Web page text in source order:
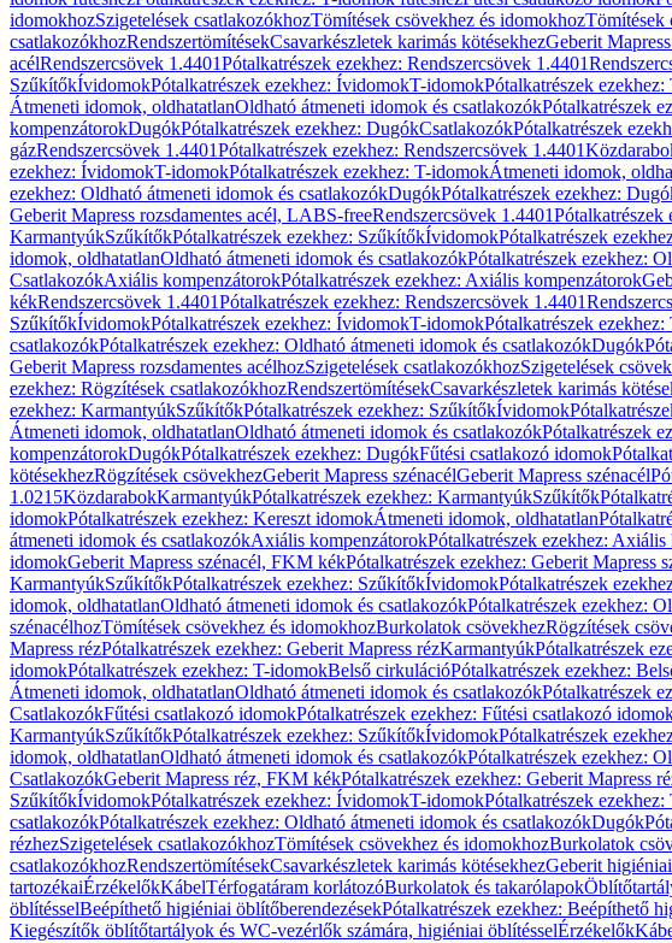
idomokhozSzigetelések csatlakozókhozTömítések csövekhez és idomokhozTömítések
csatlakozókhozRendszertömítésekCsavarkészletek karimás kötésekhezGeberit
acélRendszercsövek 1.4401Pótalkatrészek ezekhez: Rendszercsövek 1.4401
SzűkítőkÍvidomokPótalkatrészek ezekhez: ÍvidomokT-idomokPótalkatrészek
Átmeneti idomok, oldhatatlanOldható átmeneti idomok és csatlakozókPótalkatrészek
kompenzátorokDugókPótalkatrészek ezekhez: DugókCsatlakozókPótalkatrészek
gázRendszercsövek 1.4401Pótalkatrészek ezekhez: Rendszercsövek 1.4401
ezekhez: ÍvidomokT-idomokPótalkatrészek ezekhez: T-idomokÁtmeneti idomok,
ezekhez: Oldható átmeneti idomok és csatlakozókDugókPótalkatrészek ezekhez:
Geberit Mapress rozsdamentes acél, LABS-freeRendszercsövek 1.4401Pótalkatrészek
KarmantyúkSzűkítőkPótalkatrészek ezekhez: SzűkítőkÍvidomokPótalkatrészek
idomok, oldhatatlanOldható átmeneti idomok és csatlakozókPótalkatrészek ezekhez:
CsatlakozókAxiális kompenzátorokPótalkatrészek ezekhez: Axiális kompenzátorok
kékRendszercsövek 1.4401Pótalkatrészek ezekhez: Rendszercsövek 1.4401
SzűkítőkÍvidomokPótalkatrészek ezekhez: ÍvidomokT-idomokPótalkatrészek
csatlakozókPótalkatrészek ezekhez: Oldható átmeneti idomok és csatlakozókDugók
Geberit Mapress rozsdamentes acélhozSzigetelések csatlakozókhozSzigetelések
ezekhez: Rögzítések csatlakozókhozRendszertömítésekCsavarkészletek karimás
ezekhez: KarmantyúkSzűkítőkPótalkatrészek ezekhez: SzűkítőkÍvidomok
Átmeneti idomok, oldhatatlanOldható átmeneti idomok és csatlakozókPótalkatrészek
kompenzátorokDugókPótalkatrészek ezekhez: DugókFűtési csatlakozó idomok
kötésekhezRögzítések csövekhezGeberit Mapress szénacélGeberit Mapress szénacél
1.0215KözdarabokKarmantyúkPótalkatrészek ezekhez: KarmantyúkSzűkítők
idomokPótalkatrészek ezekhez: Kereszt idomokÁtmeneti idomok, oldhatatlan
átmeneti idomok és csatlakozókAxiális kompenzátorokPótalkatrészek ezekhez:
idomokGeberit Mapress szénacél, FKM kékPótalkatrészek ezekhez: Geberit Mapress
KarmantyúkSzűkítőkPótalkatrészek ezekhez: SzűkítőkÍvidomokPótalkatrészek
idomok, oldhatatlanOldható átmeneti idomok és csatlakozókPótalkatrészek ezekhez:
szénacélhozTömítések csövekhez és idomokhozBurkolatok csövekhezRögzítések
Mapress rézPótalkatrészek ezekhez: Geberit Mapress rézKarmantyúkPótalkatrészek
idomokPótalkatrészek ezekhez: T-idomokBelső cirkulációPótalkatrészek ezekhez:
Átmeneti idomok, oldhatatlanOldható átmeneti idomok és csatlakozókPótalkatrészek
CsatlakozókFűtési csatlakozó idomokPótalkatrészek ezekhez: Fűtési csatlakozó
KarmantyúkSzűkítőkPótalkatrészek ezekhez: SzűkítőkÍvidomokPótalkatrészek
idomok, oldhatatlanOldható átmeneti idomok és csatlakozókPótalkatrészek ezekhez:
CsatlakozókGeberit Mapress réz, FKM kékPótalkatrészek ezekhez: Geberit Mapress
SzűkítőkÍvidomokPótalkatrészek ezekhez: ÍvidomokT-idomokPótalkatrészek
csatlakozókPótalkatrészek ezekhez: Oldható átmeneti idomok és csatlakozókDugók
rézhezSzigetelések csatlakozókhozTömítések csövekhez és idomokhozBurkolatok
csatlakozókhozRendszertömítésekCsavarkészletek karimás kötésekhezGeberit
tartozékaiÉrzékelőkKábelTérfogatáram korlátozóBurkolatok és takarólapok
öblítésselBeépíthető higiéniai öblítőberendezésekPótalkatrészek ezekhez: Beépíthető
Kiegészítők öblítőtartályok és WC-vezérlők számára, higiéniai öblítésselÉrzékelők